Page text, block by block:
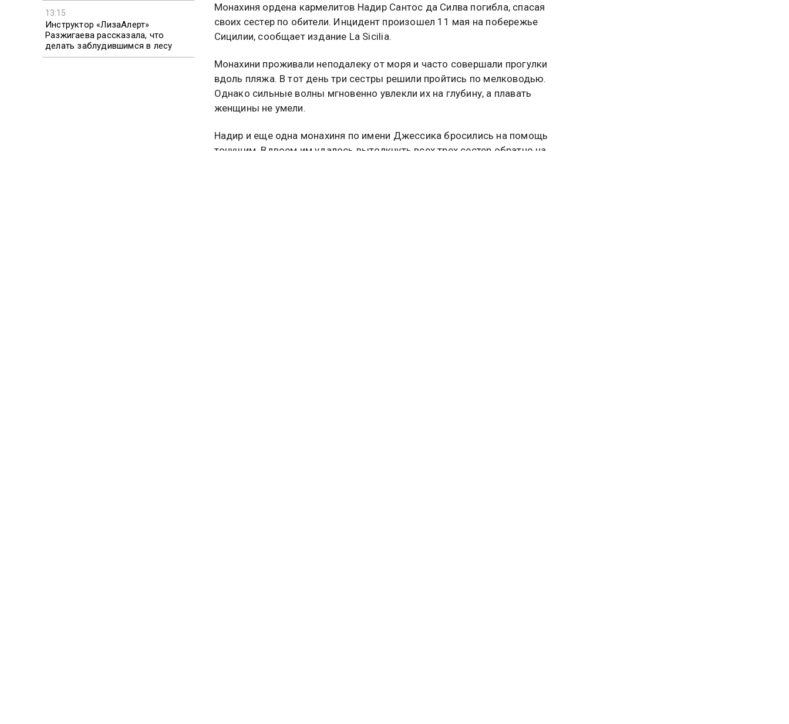
13:15
Инструктор «ЛизаАлерт»
Разжигаева рассказала, что
делать заблудившимся в лесу
Монахиня ордена кармелитов Надир Сантос да Силва погибла, спасая
своих сестер по обители. Инцидент произошел 11 мая на побережье
Сицилии, сообщает издание La Sicilia.
Монахини проживали неподалеку от моря и часто совершали прогулки
вдоль пляжа. В тот день три сестры решили пройтись по мелководью.
Однако сильные волны мгновенно увлекли их на глубину, а плавать
женщины не умели.
Надир и еще одна монахиня по имени Джессика бросились на помощь
тонущим. Вдвоем им удалось вытолкнуть всех трех сестер обратно на